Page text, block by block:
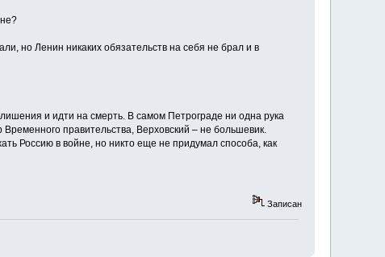
но Ленин никаких обязательств на себя не брал и в
и идти на смерть. В самом Петрограде ни одна рука
правительства, Верховский – не большевик.
Россию в войне, но никто еще не придумал способа, как
Записан